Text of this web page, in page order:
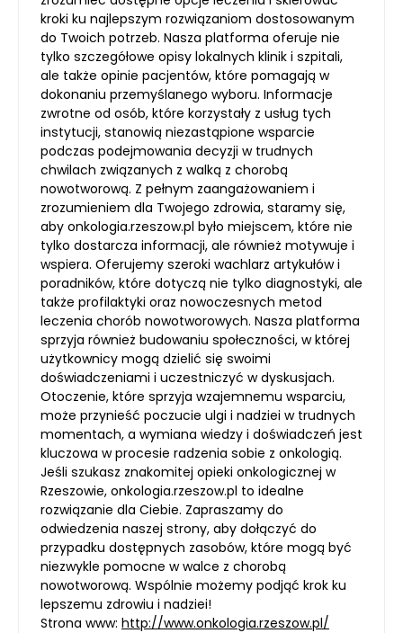
kroki ku najlepszym rozwiązaniom dostosowanym
do Twoich potrzeb. Nasza platforma oferuje nie
tylko szczegółowe opisy lokalnych klinik i szpitali,
ale także opinie pacjentów, które pomagają w
dokonaniu przemyślanego wyboru. Informacje
zwrotne od osób, które korzystały z usług tych
instytucji, stanowią niezastąpione wsparcie
podczas podejmowania decyzji w trudnych
chwilach związanych z walką z chorobą
nowotworową. Z pełnym zaangażowaniem i
zrozumieniem dla Twojego zdrowia, staramy się,
aby onkologia.rzeszow.pl było miejscem, które nie
tylko dostarcza informacji, ale również motywuje i
wspiera. Oferujemy szeroki wachlarz artykułów i
poradników, które dotyczą nie tylko diagnostyki, ale
także profilaktyki oraz nowoczesnych metod
leczenia chorób nowotworowych. Nasza platforma
sprzyja również budowaniu społeczności, w której
użytkownicy mogą dzielić się swoimi
doświadczeniami i uczestniczyć w dyskusjach.
Otoczenie, które sprzyja wzajemnemu wsparciu,
może przynieść poczucie ulgi i nadziei w trudnych
momentach, a wymiana wiedzy i doświadczeń jest
kluczowa w procesie radzenia sobie z onkologią.
Jeśli szukasz znakomitej opieki onkologicznej w
Rzeszowie, onkologia.rzeszow.pl to idealne
rozwiązanie dla Ciebie. Zapraszamy do
odwiedzenia naszej strony, aby dołączyć do
przypadku dostępnych zasobów, które mogą być
niezwykle pomocne w walce z chorobą
nowotworową. Wspólnie możemy podjąć krok ku
lepszemu zdrowiu i nadziei!
Strona www: http://www.onkologia.rzeszow.pl/